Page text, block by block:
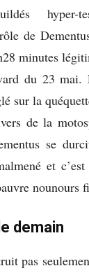
hyper-
de
minutes
du 23 mai.
sur la
de la
se
et
demain
pas